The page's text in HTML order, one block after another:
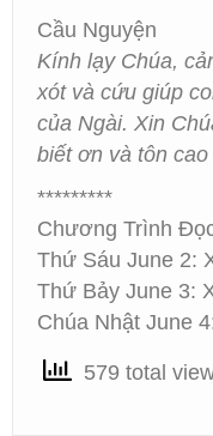
Cầu Nguyện
Kính lạy Chúa,
xót và cứu giúp
của Ngài. Xin
biết ơn và tôn
*********
Chương Trình
Thứ Sáu June 2:
Thứ Bảy June 3:
Chúa Nhật June
579 total